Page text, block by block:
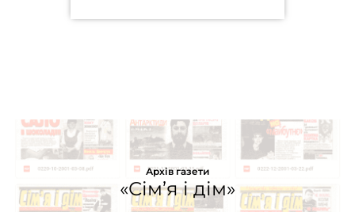
Архів газети
«Сім’я і дім»